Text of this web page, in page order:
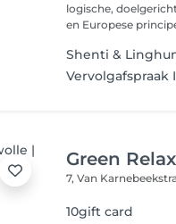
logische,
en Europese
Shenti &
Vervolgafspraak
Green
7, Van
10gift card